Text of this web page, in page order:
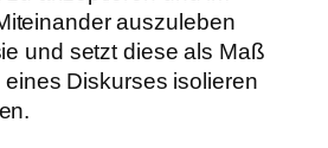
auszuleben
und setzt diese als Maß
eines Diskurses isolieren